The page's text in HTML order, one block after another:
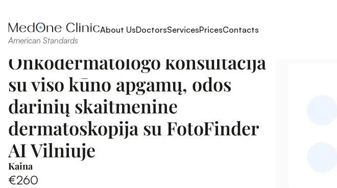
American Standards
About UsDoctorsServicesPricesContacts
Onkodermatologo konsultacija
su viso kūno apgamų, odos
darinių skaitmenine
dermatoskopija su FotoFinder
AI Vilniuje
Kaina
€260